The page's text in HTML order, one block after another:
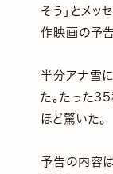
そう」とメッ
作映画の予告
半分アナ雪に
た。たった
ほど驚いた。
予告の内容